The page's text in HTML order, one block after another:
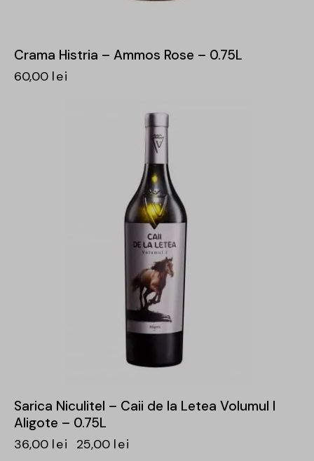
Crama Histria – Ammos Rose – 0.75L
60,00 lei
Sarica Niculitel – Caii de la Letea Volumul I
Aligote – 0.75L
36,00 lei 25,00 lei